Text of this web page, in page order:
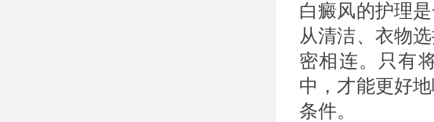
白癜风的护理
从清洁、衣物
密相连。只有
中，才能更好
条件。